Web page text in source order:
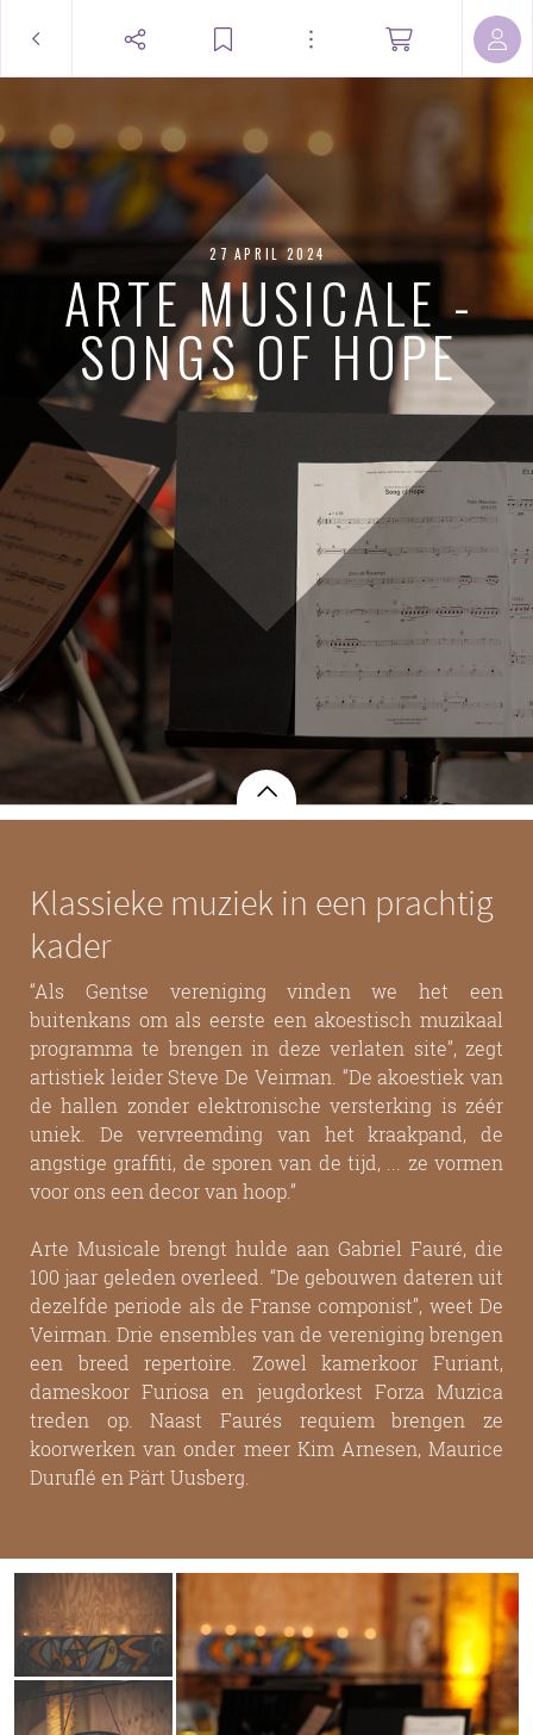
ARTE MUSICALE -
SONGS OF HOPE
27 APRIL 2024
Klassieke muziek in een prachtig
kader
“Als Gentse vereniging vinden we het een
buitenkans om als eerste een akoestisch muzikaal
programma te brengen in deze verlaten site”, zegt
artistiek leider Steve De Veirman. “De akoestiek van
de hallen zonder elektronische versterking is zéér
uniek. De vervreemding van het kraakpand, de
angstige graffiti, de sporen van de tijd, ... ze vormen
voor ons een decor van hoop.”
Arte Musicale brengt hulde aan Gabriel Fauré, die
100 jaar geleden overleed. “De gebouwen dateren uit
dezelfde periode als de Franse componist”, weet De
Veirman. Drie ensembles van de vereniging brengen
een breed repertoire. Zowel kamerkoor Furiant,
dameskoor Furiosa en jeugdorkest Forza Muzica
treden op. Naast Faurés requiem brengen ze
koorwerken van onder meer Kim Arnesen, Maurice
Duruflé en Pärt Uusberg.